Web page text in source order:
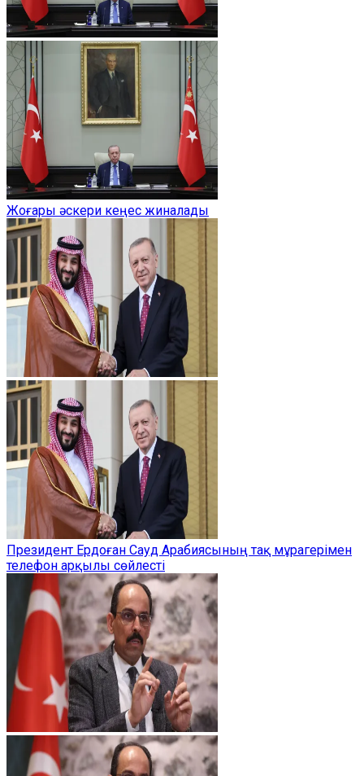
Жоғары әскери кеңес жиналады
Президент Ердоған Сауд Арабиясының тақ мұрагерімен
телефон арқылы сөйлесті